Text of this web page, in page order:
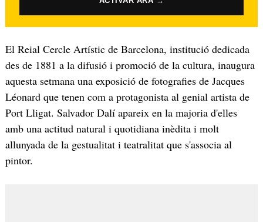
El Reial Cercle Artístic de Barcelona, institució dedicada
des de 1881 a la difusió i promoció de la cultura, inaugura
aquesta setmana una exposició de fotografies de Jacques
Léonard que tenen com a protagonista al genial artista de
Port Lligat. Salvador Dalí apareix en la majoria d'elles
amb una actitud natural i quotidiana inèdita i molt
allunyada de la gestualitat i teatralitat que s'associa al
pintor.